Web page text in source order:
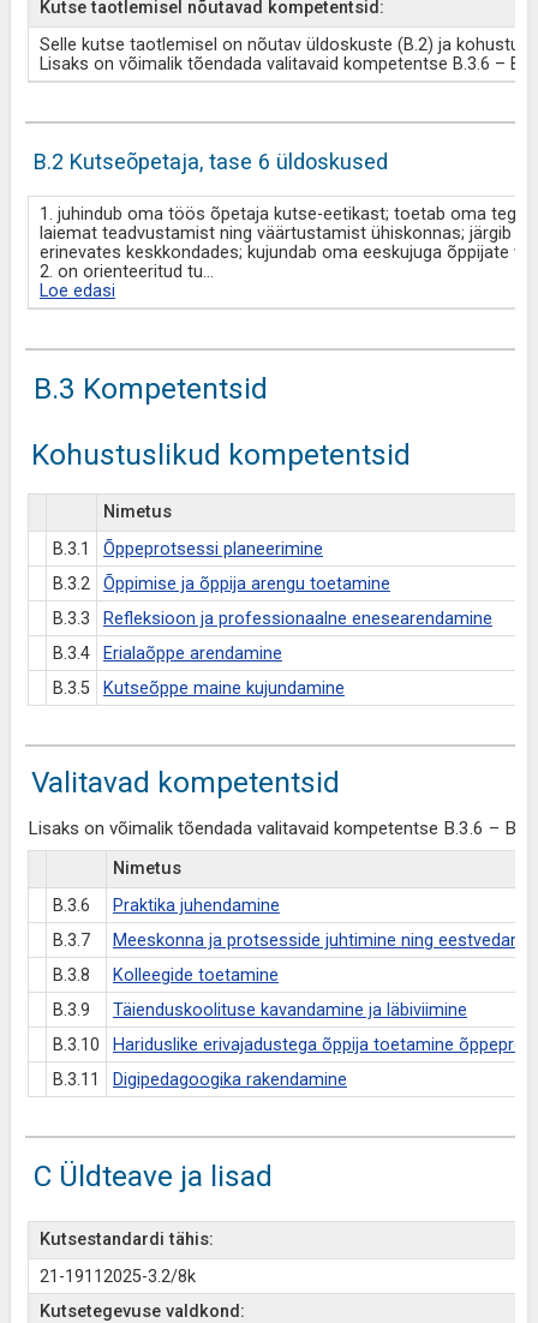
Kutse taotlemisel nõutavad kompetentsid:
Selle kutse taotlemisel on nõutav üldoskuste (B.2) ja
Lisaks on võimalik tõendada valitavaid kompetentse B.3.6 –
B.2 Kutseõpetaja, tase 6 üldoskused
1. juhindub oma töös õpetaja kutse-eetikast; toetab oma
laiemat teadvustamist ning väärtustamist ühiskonnas; järgib
erinevates keskkondades; kujundab oma eeskujuga õppijate
2. on orienteeritud tu...
Loe edasi
B.3 Kompetentsid
Kohustuslikud kompetentsid
Nimetus
B.3.1
Õppeprotsessi planeerimine
B.3.2
Õppimise ja õppija arengu toetamine
B.3.3
Refleksioon ja professionaalne enesearendamine
B.3.4
Erialaõppe arendamine
B.3.5
Kutseõppe maine kujundamine
Valitavad kompetentsid
Lisaks on võimalik tõendada valitavaid kompetentse B.3.6 –
Nimetus
B.3.6
Praktika juhendamine
B.3.7
Meeskonna ja protsesside juhtimine ning
B.3.8
Kolleegide toetamine
B.3.9
Täienduskoolituse kavandamine ja läbiviimine
B.3.10
Hariduslike erivajadustega õppija toetamine
B.3.11
Digipedagoogika rakendamine
C Üldteave ja lisad
Kutsestandardi tähis:
21-19112025-3.2/8k
Kutsetegevuse valdkond: